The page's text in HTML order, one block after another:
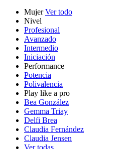
MujerVer todo
Nivel
Profesional
Avanzado
Intermedio
Iniciación
Performance
Potencia
Polivalencia
Play like a pro
Bea González
Gemma Triay
Delfi Brea
Claudia Fernández
Claudia Jensen